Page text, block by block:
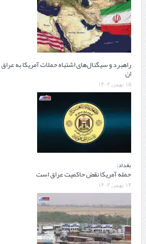
راهبرد و سیگنال‌های اشتباه حملات آمریکا به
ان
۱۵ بهمن ۱۴۰۲
بغداد:
حمله آمریکا نقض حاکمیت عراق است
۱۴ بهمن ۱۴۰۲